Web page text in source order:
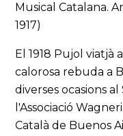
Musical Catalana.
1917)
El 1918 Pujol viatjà
calorosa rebuda a
diverses ocasions
l'Associació
Català de Buenos